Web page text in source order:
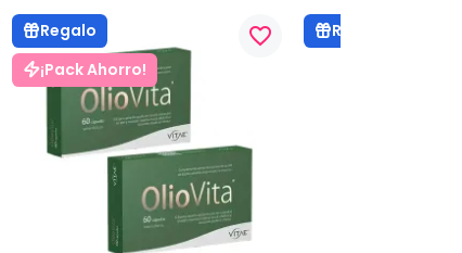
Regalo
¡Pack Ahorro!
favorite_border Regalo